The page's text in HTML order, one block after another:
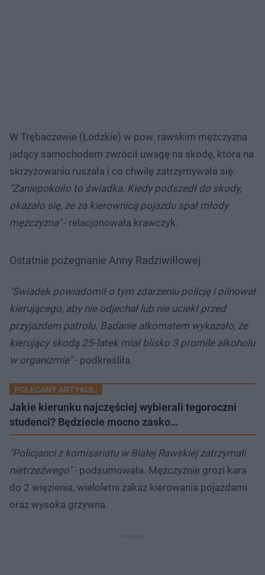
W Trębaczewie (Łódzkie) w pow. rawskim mężczyzna
jadący samochodem zwrócił uwagę na skodę, która na
skrzyżowaniu ruszała i co chwilę zatrzymywała się.
"Zaniepokoiło to świadka. Kiedy podszedł do skody,
okazało się, że za kierownicą pojazdu spał młody
mężczyzna"- relacjonowała krawczyk.
Ostatnie pożegnanie Anny Radziwiłłowej
"Świadek powiadomił o tym zdarzeniu policję i pilnował
kierującego, aby nie odjechał lub nie uciekł przed
przyjazdem patrolu. Badanie alkomatem wykazało, że
kierujący skodą 25-latek miał blisko 3 promile alkoholu
w organizmie"- podkreśliła.
POLECANY ARTYKUŁ:
Jakie kierunku najczęściej wybierali tegoroczni
studenci? Będziecie mocno zasko…
"Policjanci z komisariatu w Białej Rawskiej zatrzymali
nietrzeźwego" -podsumowała. Mężczyźnie grozi kara
do 2 więzienia, wieloletni zakaz kierowania pojazdami
oraz wysoka grzywna.